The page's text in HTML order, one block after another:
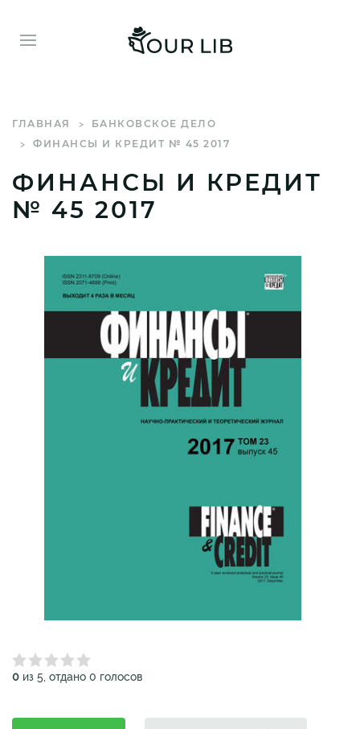
ГЛАВНАЯ
БАНКОВСКОЕ ДЕЛО
ФИНАНСЫ И КРЕДИТ № 45 2017
ФИНАНСЫ И КРЕДИТ
№ 45 2017
0 из 5, отдано 0 голосов